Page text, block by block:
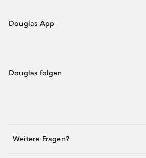
Douglas App
Douglas folgen
Weitere Fragen?